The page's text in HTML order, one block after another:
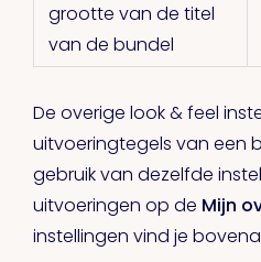
grootte van de titel
van de bundel
De overige look & feel
uitvoeringtegels van een
gebruik van dezelfde
uitvoeringen op de Mijn
instellingen vind je